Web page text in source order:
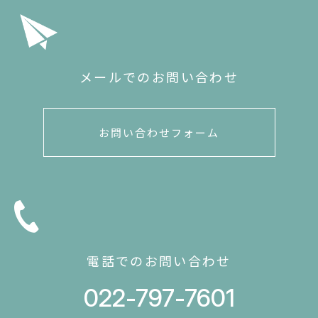
メールでのお問い合わせ
お問い合わせフォーム
電話でのお問い合わせ
022-797-7601